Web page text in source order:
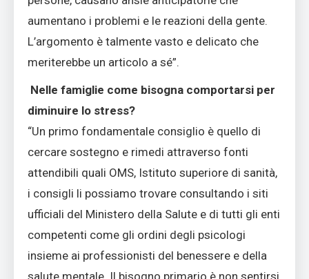
aumentano i problemi e le reazioni della gente.
L’argomento è talmente vasto e delicato che
meriterebbe un articolo a sé”.
Nelle famiglie come bisogna comportarsi per
diminuire lo stress?
“Un primo fondamentale consiglio è quello di
cercare sostegno e rimedi attraverso fonti
attendibili quali OMS, Istituto superiore di sanità,
i consigli li possiamo trovare consultando i siti
ufficiali del Ministero della Salute e di tutti gli enti
competenti come gli ordini degli psicologi
insieme ai professionisti del benessere e della
salute mentale. Il bisogno primario è non sentirsi